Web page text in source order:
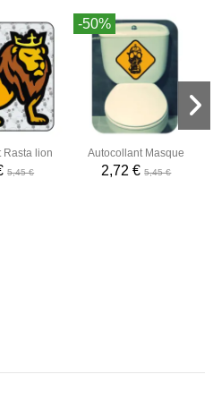
Rasta lion
5,45 €
-50%
Autocollant Masque
2,72 €5,45 €